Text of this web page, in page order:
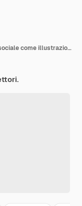
Tenere in mano il telefono con l'icona sociale come illustrazione vettoriale